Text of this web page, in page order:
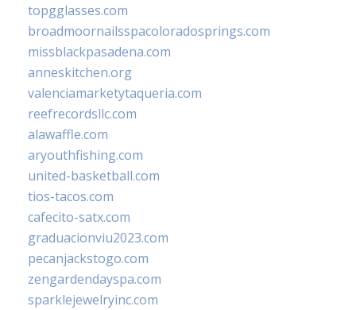
topgglasses.com
broadmoornailsspacoloradosprings.com
missblackpasadena.com
anneskitchen.org
valenciamarketytaqueria.com
reefrecordsllc.com
alawaffle.com
aryouthfishing.com
united-basketball.com
tios-tacos.com
cafecito-satx.com
graduacionviu2023.com
pecanjackstogo.com
zengardendayspa.com
sparklejewelryinc.com